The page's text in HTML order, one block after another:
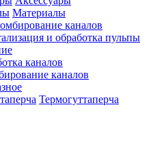
Материалы
каналов
и обработка пульпы
каналов
каналов
Термогуттаперча